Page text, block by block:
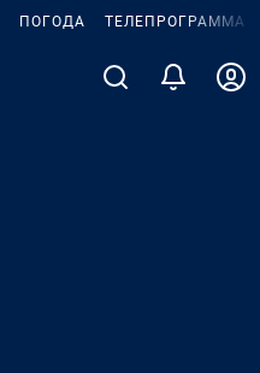
ПОГОДА ТЕЛЕПРОГРАММА